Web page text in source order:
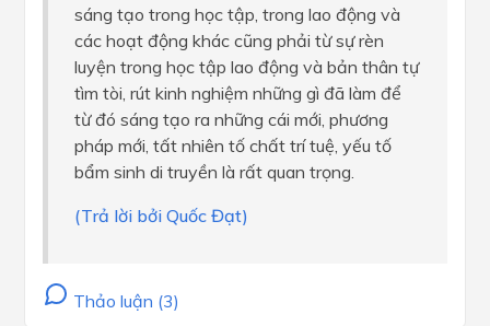
sáng tạo trong học tập, trong lao động và
các hoạt động khác cũng phải từ sự rèn
luyện trong học tập lao động và bản thân tự
tìm tòi, rút kinh nghiệm những gì đã làm để
từ đó sáng tạo ra những cái mới, phương
pháp mới, tất nhiên tố chất trí tuệ, yếu tố
bẩm sinh di truyền là rất quan trọng.
(Trả lời bởi Quốc Đạt)
Thảo luận (3)